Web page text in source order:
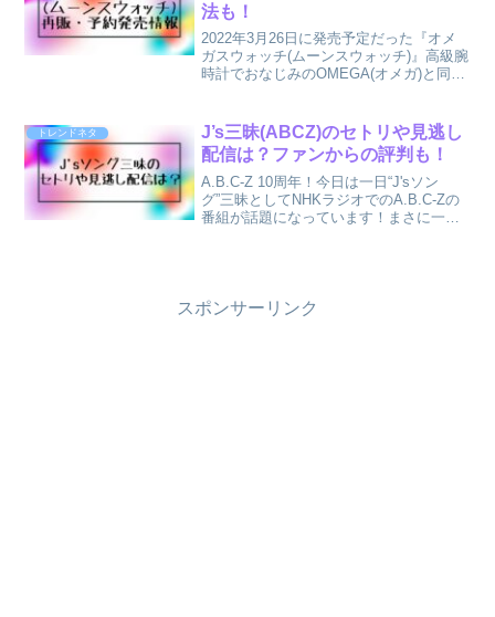
法も！
2022年3月26日に発売予定だった『オメ
ガスウォッチ(ムーンスウォッチ)』高級腕
時計でおなじみのOMEGA(オメガ)と同じ
列で3月26日の発売が中止に......
トレンドネタ
J’s三昧(ABCZ)のセトリや見逃し
配信は？ファンからの評判も！
A.B.C-Z 10周年！今日は一日“J'sソン
グ”三昧としてNHKラジオでのA.B.C-Zの
番組が話題になっています！まさに一日
スポンサーリンク